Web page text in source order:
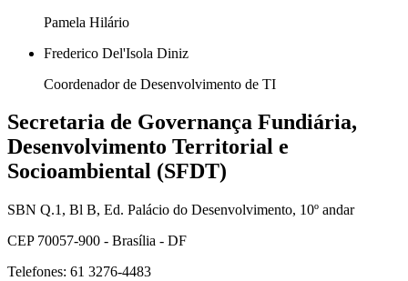
Pamela Hilário
Frederico Del'Isola Diniz
Coordenador de Desenvolvimento de TI
Secretaria de Governança Fundiária,
Desenvolvimento Territorial e
Socioambiental (SFDT)
SBN Q.1, Bl B, Ed. Palácio do Desenvolvimento, 10º andar
CEP 70057-900 - Brasília - DF
Telefones: 61 3276-4483